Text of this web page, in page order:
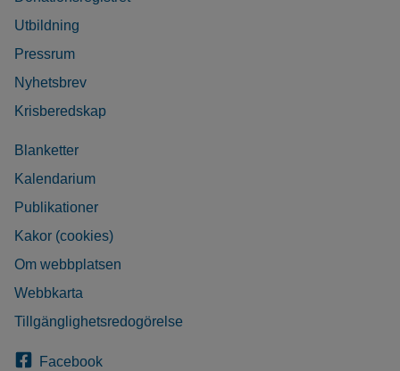
Utbildning
Pressrum
Nyhetsbrev
Krisberedskap
Blanketter
Kalendarium
Publikationer
Kakor (cookies)
Om webbplatsen
Webbkarta
Tillgänglighetsredogörelse
Facebook